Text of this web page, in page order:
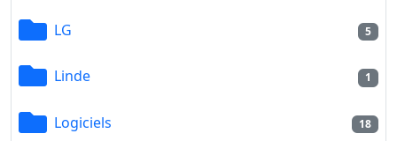
LG 5
Linde 1
Logiciels 18